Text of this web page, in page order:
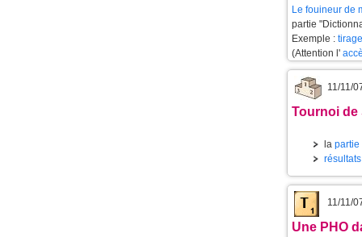
Le fouineur de
partie
Exemple :
(Attention l'
11/11/
Tournoi de
la partie
11/11/
Une PHO